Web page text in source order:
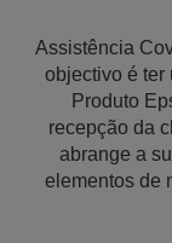
Assistência
objectivo é ter
Produto
recepção da
abrange a
elementos de